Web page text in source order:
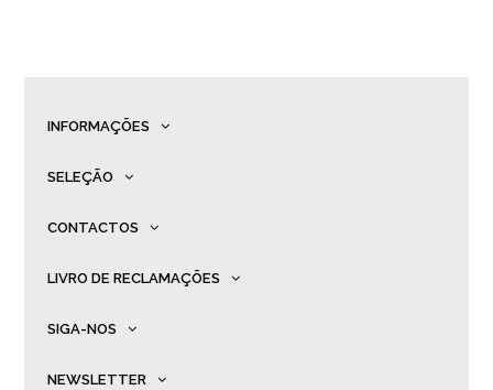
INFORMAÇÕES
SELEÇÃO
CONTACTOS
LIVRO DE RECLAMAÇÕES
SIGA-NOS
NEWSLETTER